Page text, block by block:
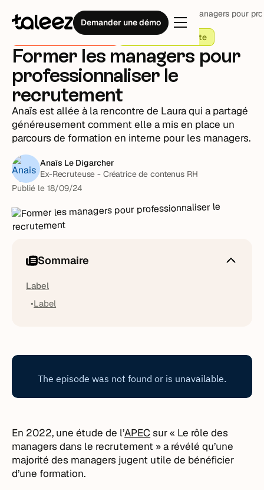
Demander une démo
Blog Processus recrutement Former les managers pour
Processus recrutement L'article qui s'écoute
Former les managers pour
professionnaliser le
recrutement
Anaïs est allée à la rencontre de Laura qui a partagé
généreusement comment elle a mis en place un
parcours de formation en interne pour les managers.
Anaïs Le Digarcher
Ex-Recruteuse - Créatrice de contenus RH
Publié le18/09/24
Sommaire
Label
Label
En 2022, une étude de l’APECsur « Le rôle des
managers dans le recrutement » a révélé qu’une
majorité des managers jugent utile de bénéficier
d’une formation.